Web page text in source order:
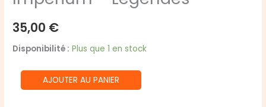
35,00 €
Disponibilité : Plus que 1 en stock
quantité
de
AJOUTER AU PANIER